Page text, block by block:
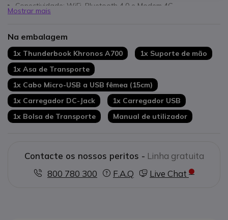
Conectividade: WiFi, Bluetooth 4.0 e Modem 4G
Câmara frontal 5 MP e posterior 13 MP
Cumpre com a norma militar MIL-STD 810G
Leitor de código de barras
Ideal para ambientes industriais
Mostrar mais
Na embalagem
1x Thunderbook Khronos A700
1x Suporte de mão
1x Asa de Transporte
1x Cabo Micro-USB a USB fêmea (15cm)
1x Carregador DC-Jack
1x Carregador USB
1x Bolsa de Transporte
Manual de utilizador
Contacte os nossos peritos - Linha gratuita
800 780 300
F.A.Q Live Chat